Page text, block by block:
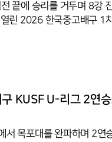
끝에 승리를 거두며 8강
린 2026 한국중고배구 1
거뒀다.경기 초반 수성고
서 집중력을 발휘해 15-
KUSF U-리그 2연
목포대를 완파하며 2연